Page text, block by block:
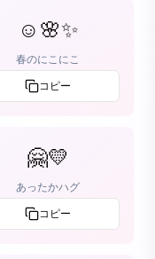
☺️🌸✨
春のにこにこ
コピー
🤗💛
あったかハグ
コピー